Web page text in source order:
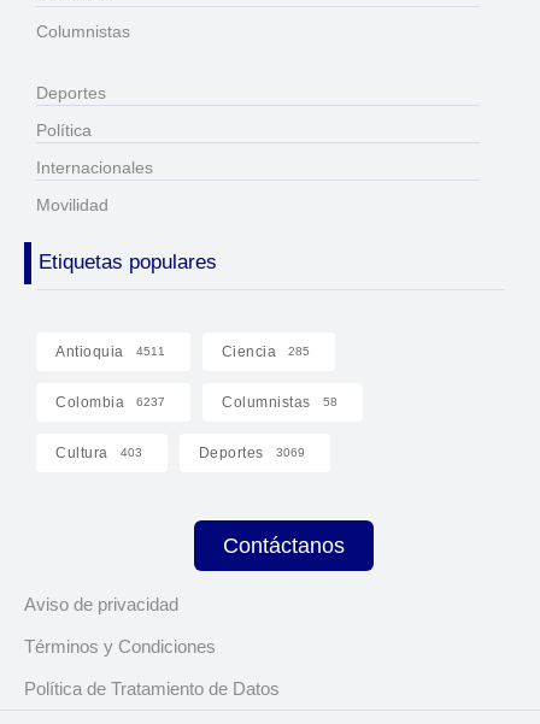
Columnistas
Deportes
Política
Internacionales
Movilidad
Etiquetas populares
Antioquia 4511 Ciencia 285
Colombia 6237 Columnistas 58
Cultura 403 Deportes 3069
Contáctanos
Aviso de privacidad
Términos y Condiciones
Política de Tratamiento de Datos